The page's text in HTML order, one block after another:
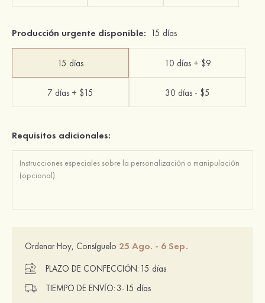
Producción urgente disponible: 15 días
15 días 10 días + $9
7 días + $15 30 días - $5
Requisitos adicionales:
Ordenar Hoy, Consíguelo 25 Ago. - 6 Sep.
PLAZO DE CONFECCIÓN: 15 días
TIEMPO DE ENVÍO: 3-15 días